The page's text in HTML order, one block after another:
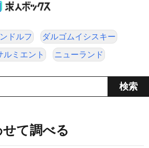
ドルフ ダルゴムイシスキー
ルミエント ニューランド
て調べる